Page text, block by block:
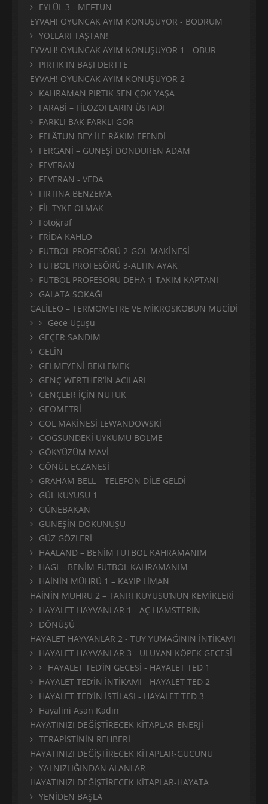
EYLÜL 3 - MEFTUN
EYVAH! OYUNCAK AYIM KONUŞUYOR - BODRUM
YOLLARI TAŞTAN!
EYVAH! OYUNCAK AYIM KONUŞUYOR 1 - OBUR
PIRTIK'IN BAŞI DERTTE
EYVAH! OYUNCAK AYIM KONUŞUYOR 2 -
KAHRAMAN PIRTIK SEN ÇOK YAŞA
FARABİ – FİLOZOFLARIN ÜSTADI
FARKLI BAK FARKLI GÖR
FELÂTUN BEY İLE RÂKIM EFENDİ
FERGANİ – GÜNEŞİ DÖNDÜREN ADAM
FEVERAN
FEVERAN - VEDA
FIRTINA BENZEMA
FİL TYKE OLMAK
Fotoğraf
FRİDA KAHLO
FUTBOL PROFESÖRÜ 2-GOL MAKİNESİ
FUTBOL PROFESÖRÜ 3-ALTIN AYAK
FUTBOL PROFESÖRÜ DEHA 1-TAKIM KAPTANI
GALATA SOKAĞI
GALİLEO – TERMOMETRE VE MİKROSKOBUN MUCİDİ
Gece Uçuşu
GEÇER SANDIM
GELİN
GELMEYENİ BEKLEMEK
GENÇ WERTHER’İN ACILARI
GENÇLER İÇİN NUTUK
GEOMETRİ
GOL MAKİNESİ LEWANDOWSKİ
GÖĞSÜNDEKİ UYKUMU BÖLME
GÖKYÜZÜM MAVİ
GÖNÜL ECZANESİ
GRAHAM BELL – TELEFON DİLE GELDİ
GÜL KUYUSU 1
GÜNEBAKAN
GÜNEŞİN DOKUNUŞU
GÜZ GÖZLERİ
HAALAND – BENİM FUTBOL KAHRAMANIM
HAGI – BENİM FUTBOL KAHRAMANIM
HAİNİN MÜHRÜ 1 – KAYIP LİMAN
HAİNİN MÜHRÜ 2 – TANRI KUYUSU’NUN KEMİKLERİ
HAYALET HAYVANLAR 1 - AÇ HAMSTERIN
DÖNÜŞÜ
HAYALET HAYVANLAR 2 - TÜY YUMAĞININ İNTİKAMI
HAYALET HAYVANLAR 3 - ULUYAN KÖPEK GECESİ
HAYALET TED’İN GECESİ - HAYALET TED 1
HAYALET TED’İN İNTİKAMI - HAYALET TED 2
HAYALET TED’İN İSTİLASI - HAYALET TED 3
Hayalini Asan Kadın
HAYATINIZI DEĞİŞTİRECEK KİTAPLAR-ENERJİ
TERAPİSTİNİN REHBERİ
HAYATINIZI DEĞİŞTİRECEK KİTAPLAR-GÜCÜNÜ
YALNIZLIĞINDAN ALANLAR
HAYATINIZI DEĞİŞTİRECEK KİTAPLAR-HAYATA
YENİDEN BAŞLA